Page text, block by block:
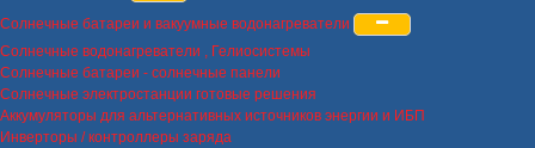
Солнечные батареи и вакуумные водонагреватели
Солнечные водонагреватели , Гелиосистемы
Солнечные батареи - солнечные панели
Солнечные электростанции готовые решения
Аккумуляторы для альтернативных источников энергии и ИБП
Инверторы / контроллеры заряда